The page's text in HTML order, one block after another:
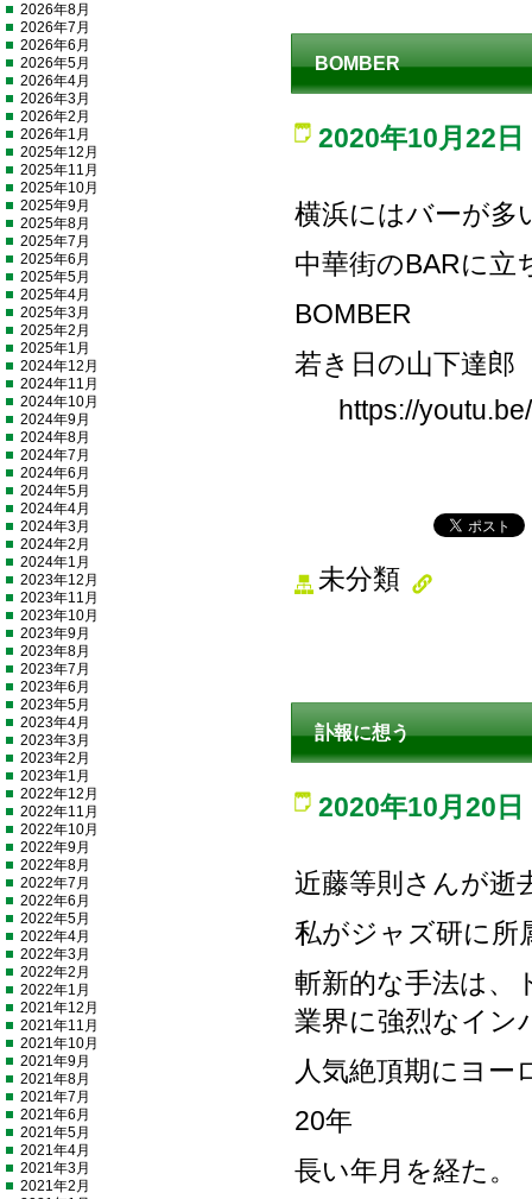
BOMBER
2020年10月22日
横浜にはバーが多
中華街のBARに立
BOMBER
若き日の山下達郎
https://
未分類
訃報に想う
2020年10月20日
近藤等則さんが逝
私がジャズ研に所
斬新的な手法は、
業界に強烈なイン
人気絶頂期にヨー
20年
長い年月を経た。
2026年8月
2026年7月
2026年6月
2026年5月
2026年4月
2026年3月
2026年2月
2026年1月
2025年12月
2025年11月
2025年10月
2025年9月
2025年8月
2025年7月
2025年6月
2025年5月
2025年4月
2025年3月
2025年2月
2025年1月
2024年12月
2024年11月
2024年10月
2024年9月
2024年8月
2024年7月
2024年6月
2024年5月
2024年4月
2024年3月
2024年2月
2024年1月
2023年12月
2023年11月
2023年10月
2023年9月
2023年8月
2023年7月
2023年6月
2023年5月
2023年4月
2023年3月
2023年2月
2023年1月
2022年12月
2022年11月
2022年10月
2022年9月
2022年8月
2022年7月
2022年6月
2022年5月
2022年4月
2022年3月
2022年2月
2022年1月
2021年12月
2021年11月
2021年10月
2021年9月
2021年8月
2021年7月
2021年6月
2021年5月
2021年4月
2021年3月
2021年2月